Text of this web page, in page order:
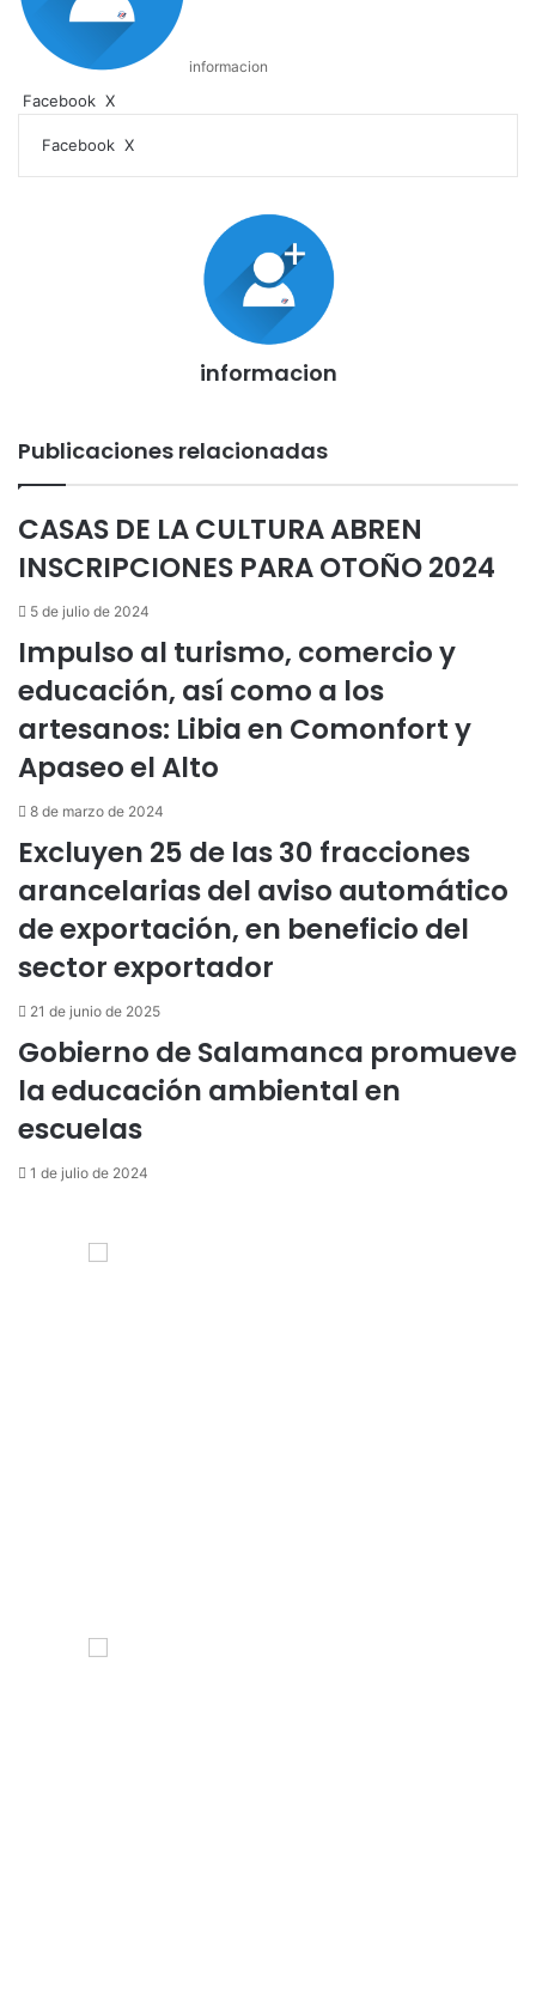
informacion
Facebook X
Facebook X
electrónico
informacion
Publicaciones relacionadas
CASAS DE LA CULTURA ABREN
INSCRIPCIONES PARA OTOÑO 2024
5 de julio de 2024
Impulso al turismo, comercio y
educación, así como a los
artesanos: Libia en Comonfort y
Apaseo el Alto
8 de marzo de 2024
Excluyen 25 de las 30 fracciones
arancelarias del aviso automático
de exportación, en beneficio del
sector exportador
21 de junio de 2025
Gobierno de Salamanca promueve
la educación ambiental en
escuelas
1 de julio de 2024